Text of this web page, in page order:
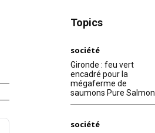
Topics
société
Gironde : feu vert
encadré pour la
mégaferme de
saumons Pure Salmon
société